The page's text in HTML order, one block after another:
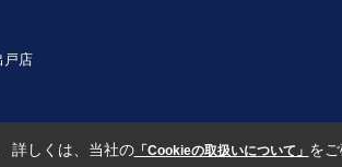
戸店
詳しくは、当社の「Cookieの取扱いについて」 をご